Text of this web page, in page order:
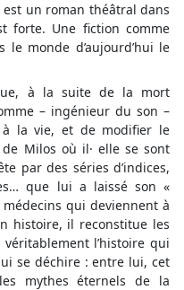
est un roman théâtral dans
forte. Une fiction comme
monde d’aujourd’hui le
à la suite de la mort
– ingénieur du son –
la vie, et de modifier le
Milos où il· elle se sont
par des séries d’indices,
que lui a laissé son «
qui deviennent à
histoire, il reconstitue les
l’histoire qui
se déchire : entre lui, cet
mythes éternels de la